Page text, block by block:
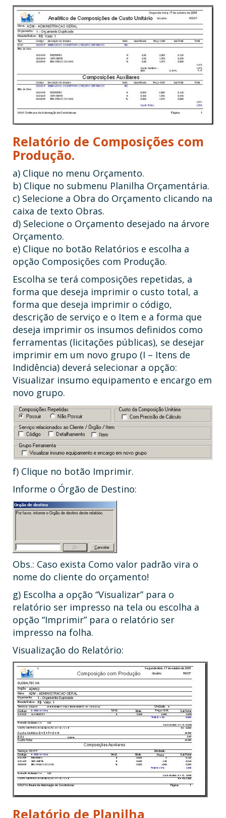
Relatório de Composições com
Produção.
a) Clique no menu Orçamento.
b) Clique no submenu Planilha Orçamentária.
c) Selecione a Obra do Orçamento clicando na
caixa de texto Obras.
d) Selecione o Orçamento desejado na árvore
Orçamento.
e) Clique no botão Relatórios e escolha a
opção Composições com Produção.
Escolha se terá composições repetidas, a
forma que deseja imprimir o custo total, a
forma que deseja imprimir o código,
descrição de serviço e o Item e a forma que
deseja imprimir os insumos definidos como
ferramentas (licitações públicas), se desejar
imprimir em um novo grupo (I – Itens de
Indidência) deverá selecionar a opção:
Visualizar insumo equipamento e encargo em
novo grupo.
f) Clique no botão Imprimir.
Informe o Órgão de Destino:
Obs.: Caso exista Como valor padrão vira o
nome do cliente do orçamento!
g) Escolha a opção “Visualizar” para o
relatório ser impresso na tela ou escolha a
opção “Imprimir” para o relatório ser
impresso na folha.
Visualização do Relatório:
Relatório de Planilha